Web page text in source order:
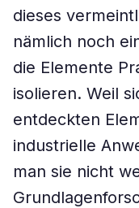
dieses
nämlich noch
die Elemente
isolieren. Weil
entdeckten
industrielle
man sie nicht